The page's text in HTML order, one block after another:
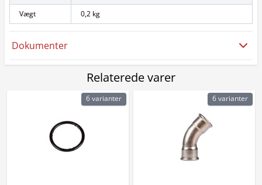
Vægt
0,2 kg
Dokumenter
Relaterede varer
6 varianter 6 varianter